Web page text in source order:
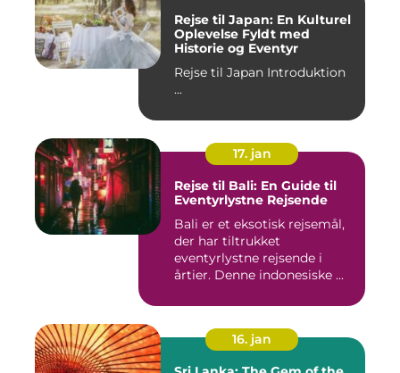
Rejse til Japan: En Kulturel
Oplevelse Fyldt med
Historie og Eventyr
Rejse til Japan Introduktion
...
17. jan
Rejse til Bali: En Guide til
Eventyrlystne Rejsende
Bali er et eksotisk rejsemål,
der har tiltrukket
eventyrlystne rejsende i
årtier. Denne indonesiske ...
16. jan